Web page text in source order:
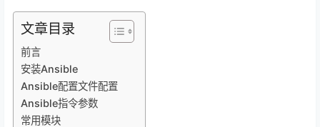
文章目录
前言
安装Ansible
Ansible配置文件配置
Ansible指令参数
常用模块